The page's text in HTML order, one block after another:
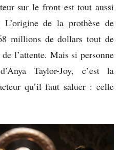
sur le front est tout aussi
L’origine de la prothèse de
millions de dollars tout de
l’attente. Mais si personne
Taylor-Joy, c’est la
qu’il faut saluer : celle